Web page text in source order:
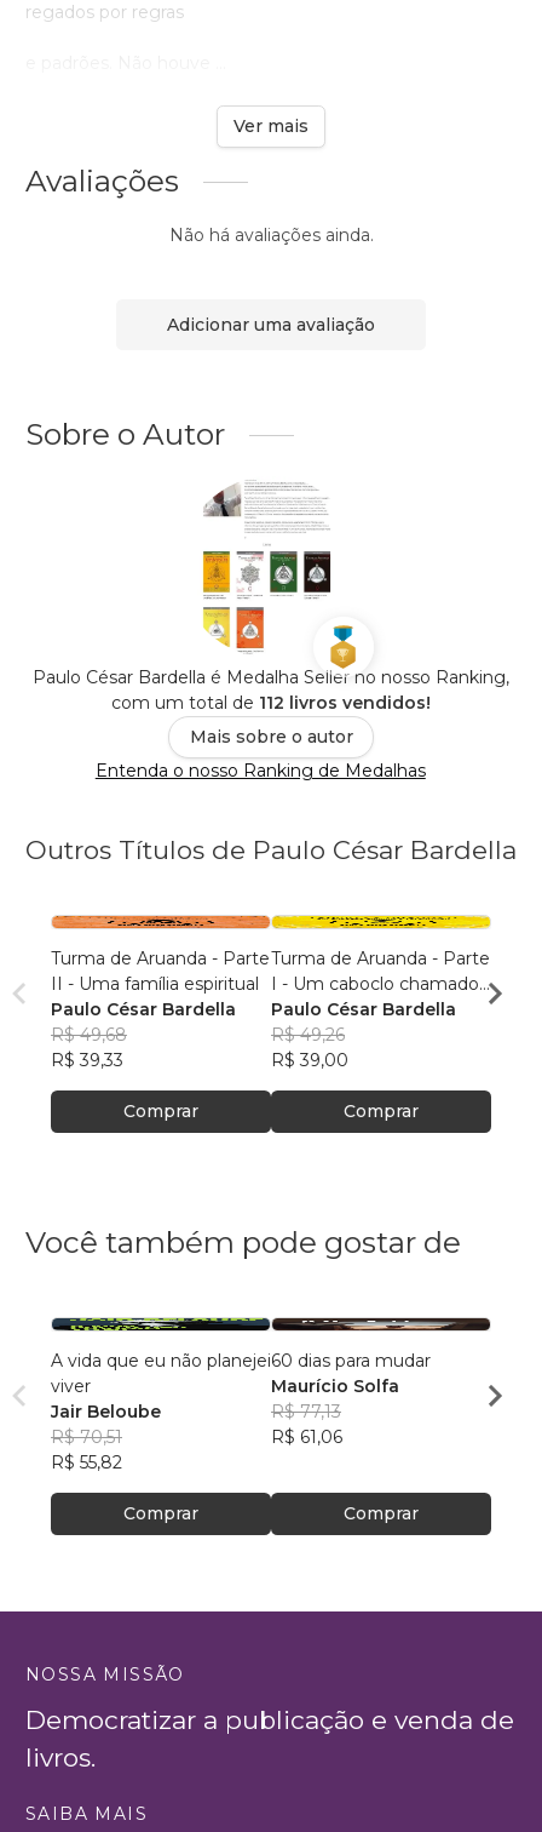
regados por regras
Ver mais
Avaliações
Não há avaliações ainda.
Adicionar uma avaliação
Sobre o Autor
Paulo César Bardella é Medalha Seller no nosso Ranking,
com um total de 112 livros vendidos!
Mais sobre o autor
Entenda o nosso Ranking de Medalhas
Outros Títulos de Paulo César Bardella
Turma de Aruanda - Parte
II - Uma família espiritual
Paulo César Bardella
R$ 49,68
R$ 39,33
Comprar
Turma de Aruanda - Parte
I - Um caboclo chamado
Tupinambá
Paulo César Bardella
R$ 49,26
R$ 39,00
Comprar
III -
Você também pode gostar de
A vida que eu não planejei
viver
Jair Beloube
R$ 70,51
R$ 55,82
Comprar
60 dias para mudar
Maurício Solfa
R$ 77,13
R$ 61,06
Comprar
Luiz
R$
NOSSA MISSÃO
Democratizar a publicação e venda de
livros.
SAIBA MAIS